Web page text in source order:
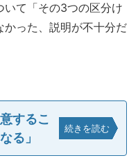
いて「その3つの区分け
かった、説明が不十分だ
するこ
る」
続きを読む